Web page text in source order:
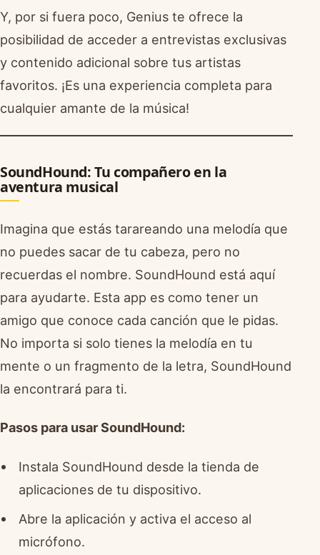
Y, por si fuera poco, Genius te ofrece la
posibilidad de acceder a entrevistas exclusivas
y contenido adicional sobre tus artistas
favoritos. ¡Es una experiencia completa para
cualquier amante de la música!
SoundHound: Tu compañero en la
aventura musical
Imagina que estás tarareando una melodía que
no puedes sacar de tu cabeza, pero no
recuerdas el nombre. SoundHound está aquí
para ayudarte. Esta app es como tener un
amigo que conoce cada canción que le pidas.
No importa si solo tienes la melodía en tu
mente o un fragmento de la letra, SoundHound
la encontrará para ti.
Pasos para usar SoundHound:
Instala SoundHound desde la tienda de
aplicaciones de tu dispositivo.
Abre la aplicación y activa el acceso al
micrófono.